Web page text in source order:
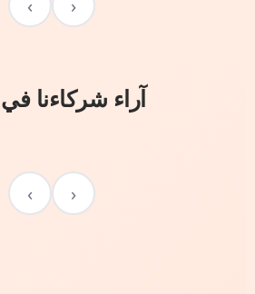
‹
›
آراء شركاءنا
‹
›